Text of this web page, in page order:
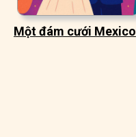
Một đám cưới Mexico